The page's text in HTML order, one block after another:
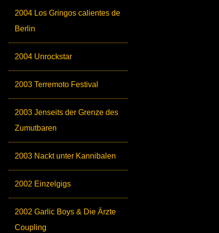
2004 Los Gringos calientes de
Berlin
2004 Unrockstar
2003 Terremoto Festival
2003 Jenseits der Grenze des
Zumutbaren
2003 Nackt unter Kannibalen
2002 Einzelgigs
2002 Garlic Boys & Die Ärzte
Coupling